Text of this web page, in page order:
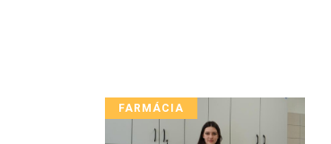
FARMÁCIA